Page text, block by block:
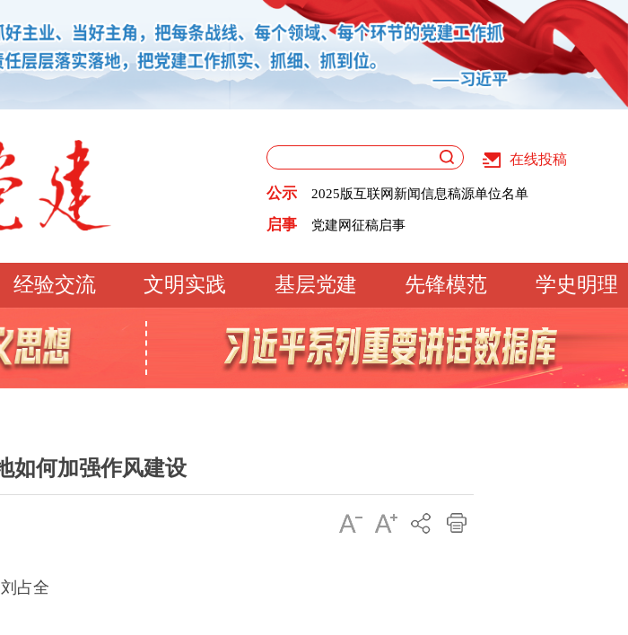
在线投稿
公示
关于版权和用稿问题的声明
2025版互联网新闻信息稿源单位名单
关于版权和用稿问题的声明
启事
《党建》杂志征稿启事
党建网征稿启事
《党建》杂志征稿启事
经验交流 文明实践 基层党建 先锋模范
学史明理
党 党建论坛 工作动态 经验交流 文明实践
理 经典常读 文化大观 专题库
如何加强作风建设
刘占全